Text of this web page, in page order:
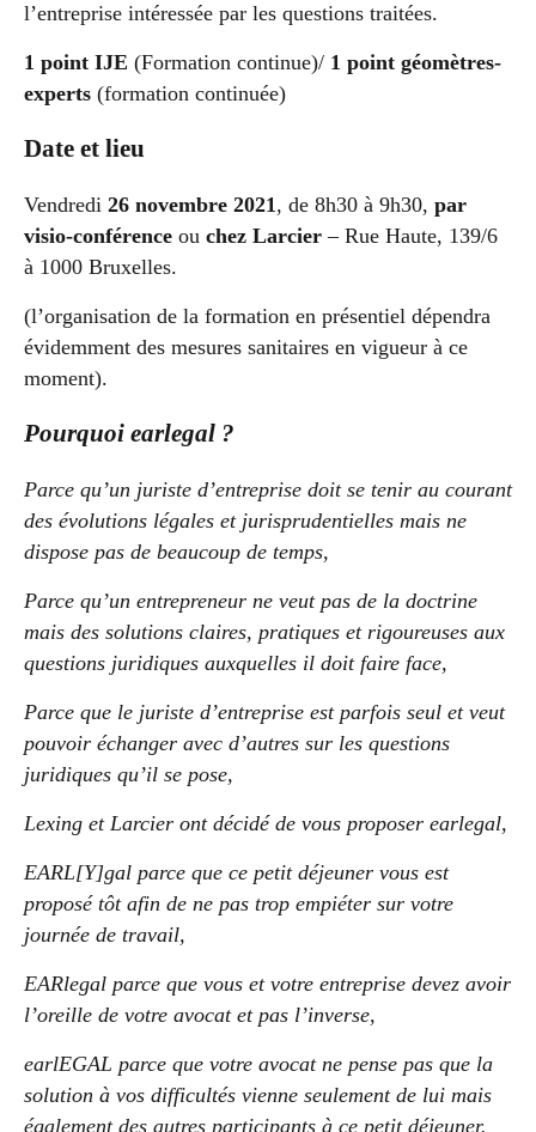
l’entreprise intéressée par les questions traitées.
1 point IJE (Formation continue)/ 1 point géomètres-
experts (formation continuée)
Date et lieu
Vendredi 26 novembre 2021, de 8h30 à 9h30, par
visio-conférence ou chez Larcier– Rue Haute, 139/6
à 1000 Bruxelles.
(l’organisation de la formation en présentiel dépendra
évidemment des mesures sanitaires en vigueur à ce
moment).
Pourquoi earlegal ?
Parce qu’un juriste d’entreprise doit se tenir au courant
des évolutions légales et jurisprudentielles mais ne
dispose pas de beaucoup de temps,
Parce qu’un entrepreneur ne veut pas de la doctrine
mais des solutions claires, pratiques et rigoureuses aux
questions juridiques auxquelles il doit faire face,
Parce que le juriste d’entreprise est parfois seul et veut
pouvoir échanger avec d’autres sur les questions
juridiques qu’il se pose,
Lexing et Larcier ont décidé de vous proposer earlegal,
EARL[Y]gal parce que ce petit déjeuner vous est
proposé tôt afin de ne pas trop empiéter sur votre
journée de travail,
EARlegal parce que vous et votre entreprise devez avoir
l’oreille de votre avocat et pas l’inverse,
earlEGAL parce que votre avocat ne pense pas que la
solution à vos difficultés vienne seulement de lui mais
également des autres participants à ce petit déjeuner.